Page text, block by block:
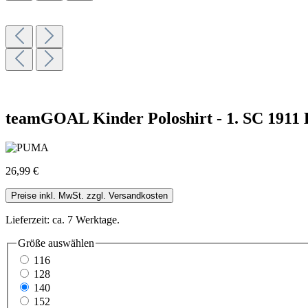
teamGOAL Kinder Poloshirt - 1. SC 1911
26,99 €
Preise inkl. MwSt. zzgl. Versandkosten
Lieferzeit: ca. 7 Werktage.
Größe auswählen
116
128
140
152